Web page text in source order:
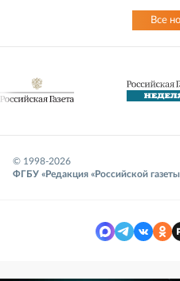
Все
© 1998-2026
ФГБУ «Редакция «Российской